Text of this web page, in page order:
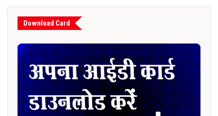
Download Card